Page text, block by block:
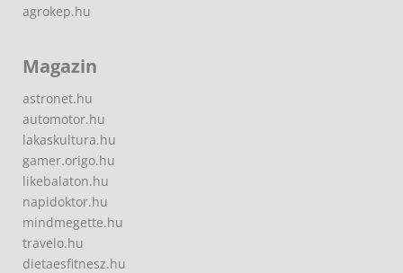
agrokep.hu
Magazin
astronet.hu
automotor.hu
lakaskultura.hu
gamer.origo.hu
likebalaton.hu
napidoktor.hu
mindmegette.hu
travelo.hu
dietaesfitnesz.hu